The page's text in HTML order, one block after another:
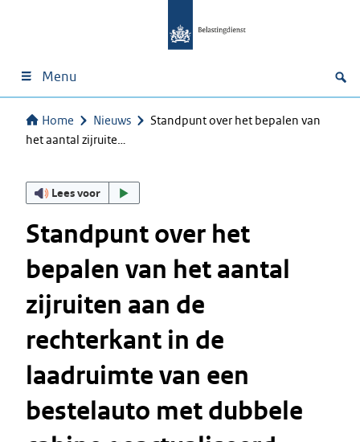
Menu
Home Nieuws
Standpunt over het bepalen van
het aantal zijruite…
Lees voor
Standpunt over het
bepalen van het aantal
zijruiten aan de
rechterkant in de
laadruimte van een
bestelauto met dubbele